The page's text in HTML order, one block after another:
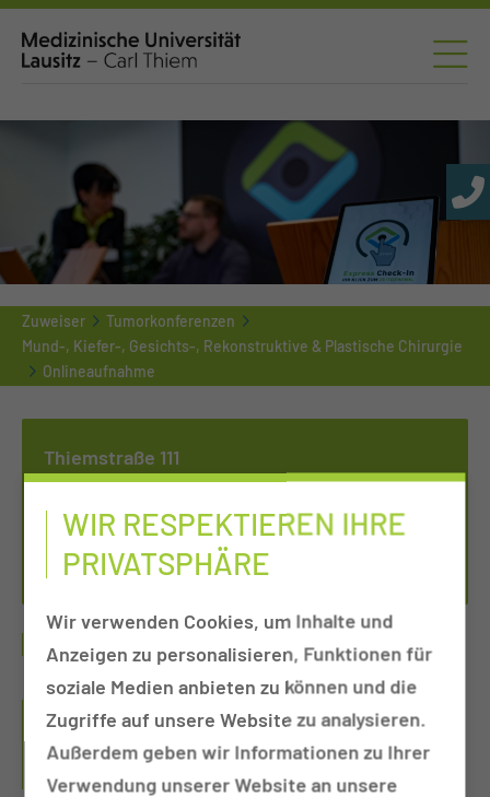
Zuweiser
Tumorkonferenzen
Mund-, Kiefer-, Gesichts-, Rekonstruktive & Plastische Chirurgie
Onlineaufnahme
Thiemstraße 111
03048 Cottbus
Tel.: +49 355 460
Per E-Mail kontaktieren
ONLINEAUFNAHME
ERSPAREN SICH DADURCH EIN LANGES
AUFNAHMEVERFAHREN UND VERKÜRZEN DAMIT
IHRE WARTEZEITEN.
WIR RESPEKTIEREN IHRE
PRIVATSPHÄRE
Wir verwenden Cookies, um Inhalte und
Anzeigen zu personalisieren, Funktionen für
soziale Medien anbieten zu können und die
Zugriffe auf unsere Website zu analysieren.
Außerdem geben wir Informationen zu Ihrer
Verwendung unserer Website an unsere